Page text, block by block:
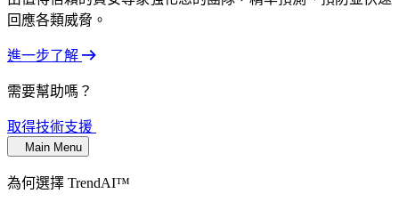
回應各類威脅。
進一步了解
需要幫助嗎？
取得技術支援
Main Menu
為何選擇 TrendAI™